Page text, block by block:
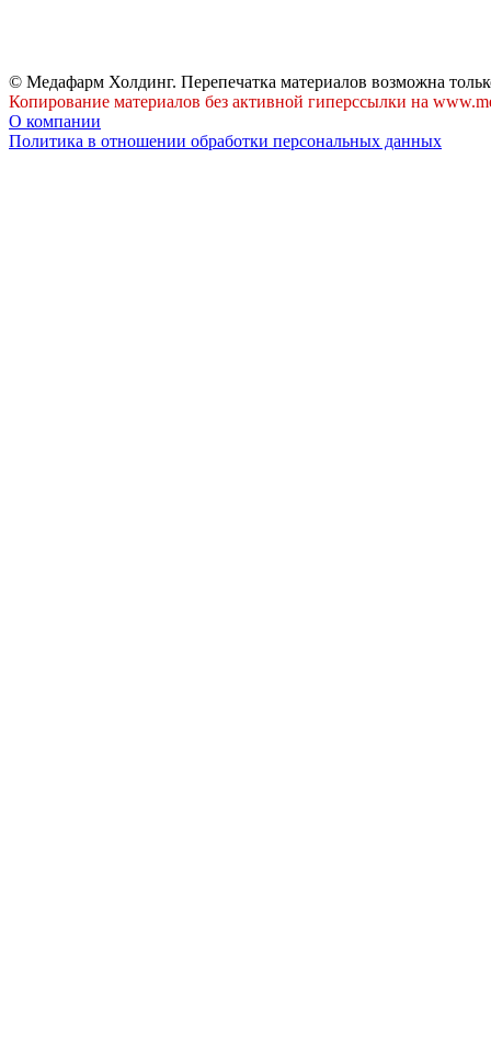
© Медафарм Холдинг. Перепечатка материалов возможна
Копирование материалов без активной гиперссылки на
О компании
Политика в отношении обработки персональных данных